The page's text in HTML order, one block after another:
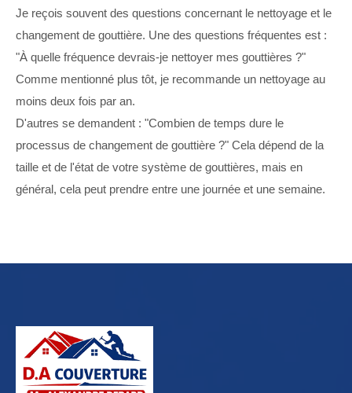
Je reçois souvent des questions concernant le nettoyage et le
changement de gouttière. Une des questions fréquentes est :
"À quelle fréquence devrais-je nettoyer mes gouttières ?"
Comme mentionné plus tôt, je recommande un nettoyage au
moins deux fois par an.
D'autres se demandent : "Combien de temps dure le
processus de changement de gouttière ?" Cela dépend de la
taille et de l'état de votre système de gouttières, mais en
général, cela peut prendre entre une journée et une semaine.